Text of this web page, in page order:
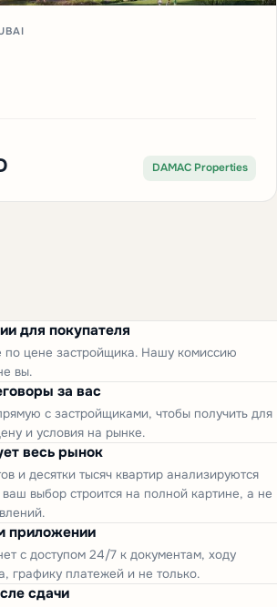
DAMAC Properties
для покупателя
по цене застройщика. Нашу комиссию
вы.
за вас
с застройщиками, чтобы получить для
и условия на рынке.
весь рынок
и десятки тысяч квартир анализируются
выбор строится на полной картине, а не
приложении
с доступом 24/7 к документам, ходу
графику платежей и не только.
сдачи